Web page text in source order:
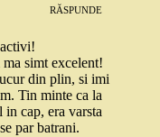
RĂSPUNDE
simt excelent!
din plin, si imi
Tin minte ca la
in cap, era varsta
par batrani.